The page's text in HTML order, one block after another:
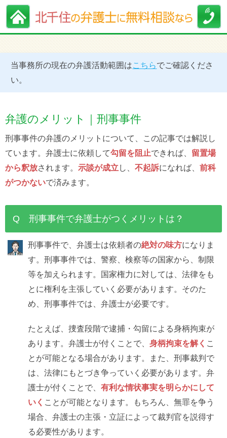
当事務所の現在の弁護活動範囲はこちらでご確認くださ
い。
弁護のメリット｜刑事事件
刑事事件の弁護のメリットについて、この記事では解説し
ています。弁護士に依頼して勾留を阻止できれば、 留置場
から釈放されます。 示談が成立 し、 不起訴になれば、 前科
がつかないで済みます。
Q 刑事事件で弁護士がつくメリットは？
刑事事件で、弁護士は依頼者の絶対の味方になりま
す。刑事事件では、警察、検察等の国家から、制限
等を加えられます。国家権力に対しては、法律をも
とに権利を主張していく必要があります。そのた
め、刑事事件では、弁護士が必要です。
たとえば、捜査段階で逮捕・勾留による身柄拘束が
あります。弁護士が付くことで、 身柄拘束を解く こ
とが可能となる場合があります。また、刑事裁判で
は、法律にもとづき争っていく必要があります。弁
護士が付くことで、 有利な情状事実を明らかにして
いく ことが可能となります。もちろん、無罪を争う
場合、弁護士の主張・立証によって裁判官を説得す
る必要性があります。